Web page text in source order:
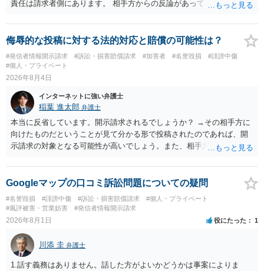
責任は請求者側にあります。 相手方からの反論があっても、裁判官が
方が口頭で反論したのは、仮処分は迅速性が要求されるためです。 書
面での反論となれば、より遅延する可能性がございます。 また、本件
はXのため、APのIPアドレスの保存期間の問題もございます。 開示請
求は法律知識が不可欠ですが、それだけでは足りず、実務を踏まえた
方法を選択することが重要です。
侮辱的な投稿に対する法的対応と賠償の可能性は？
#発信者情報開示請求 #訴訟・損害賠償請求 #加害者 #名誉毀損
#誹謗中傷
#個人・プライベート
2026年8月4日
インターネットに強い弁護士
稲葉 進太郎 弁護士
本当に反省しています。開示請求されるでしょうか？ →その相手方に
向けたものだということが見て分かる形で投稿されたのであれば、開
示請求の対象となる可能性が高いでしょう。また、相手方の投稿した
と存じます。発信者情報開示請求が進むと、投稿に使った回線の契約
者のところに、意見照会がなされます。アカウント情報開示の場合
は、アカウントの登録メールに意見照会がなされます。 また、された
場合賠償金はいくらでしょうか。 →ケースバイケースであり、数万円
から１００万単位まで様々でしょう。裁判外であれば交渉して相手方
Googleマップの口コミ訴訟問題についての疑問
#名誉毀損 #誹謗中傷 #訴訟・損害賠償請求
#個人・プライベート
#風評被害・営業妨害
#発信者情報開示請求
2026年8月1日 役にたった 1
川添 圭 弁護士
1.話す義務はありません。話した方がよいかどうかは事案によりま